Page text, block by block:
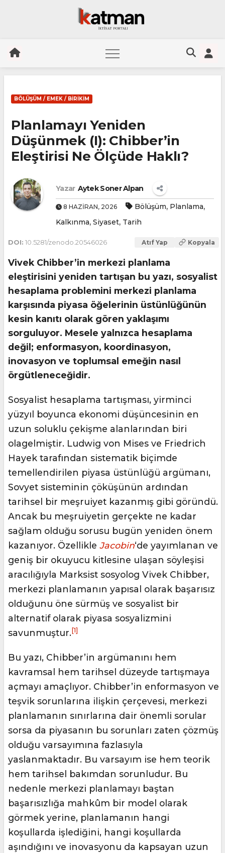
content
BÖLÜŞÜM / EMEK / BIRIKIM
Planlamayı Yeniden
Düşünmek (I): Chibber’in
Eleştirisi Ne Ölçüde Haklı?
Yazar Aytek Soner Alpan
8 HAZIRAN, 2026 Bölüşüm, Planlama,
Kalkınma, Siyaset, Tarih
DOI: 10.5281/zenodo.20546026 Atıf Yap Kopyala
Vivek Chibber’in merkezi planlama
eleştirisini yeniden tartışan bu yazı, sosyalist
hesaplama problemini merkezi planlama
karşısında piyasa öğelerinin üstünlüğünün
kesin kanıtı olarak gören yaklaşımı
sorguluyor. Mesele yalnızca hesaplama
değil; enformasyon, koordinasyon,
inovasyon ve toplumsal emeğin nasıl
örgütleneceğidir.
Sosyalist hesaplama tartışması, yirminci
yüzyıl boyunca ekonomi düşüncesinin en
uzun soluklu çekişme alanlarından biri
olagelmiştir. Ludwig von Mises ve Friedrich
Hayek tarafından sistematik biçimde
temellendirilen piyasa üstünlüğü argümanı,
Sovyet sisteminin çöküşünün ardından
tarihsel bir meşruiyet kazanmış gibi göründü.
Ancak bu meşruiyetin gerçekte ne kadar
sağlam olduğu sorusu bugün yeniden önem
kazanıyor. Özellikle Jacobin‘de yayımlanan ve
geniş bir okuyucu kitlesine ulaşan söyleşisi
aracılığıyla Marksist sosyolog Vivek Chibber,
merkezi planlamanın yapısal olarak başarısız
olduğunu öne sürmüş ve sosyalist bir
alternatif olarak piyasa sosyalizmini
savunmuştur.[1]
Bu yazı, Chibber’in argümanını hem
kavramsal hem tarihsel düzeyde tartışmaya
açmayı amaçlıyor. Chibber’in enformasyon ve
teşvik sorunlarına ilişkin çerçevesi, merkezi
planlamanın sınırlarına dair önemli sorular
sorsa da piyasanın bu sorunları zaten çözmüş
olduğu varsayımına fazlasıyla
yaslanmaktadır. Bu varsayım ise hem teorik
hem tarihsel bakımdan sorunludur. Bu
nedenle merkezi planlamayı baştan
başarısızlığa mahkûm bir model olarak
görmek yerine, planlamanın hangi
koşullarda işlediğini, hangi koşullarda
aşındığını ve inovasyonu da kapsayan uzun